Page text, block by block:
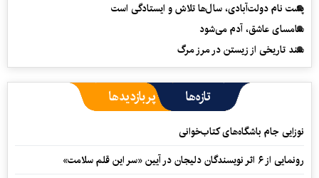
پشت نام دولت‌آبادی، سال‌ها تلاش و ایستادگی است
سامسای عاشق، آدم می‌شود
سند تاریخی از زیستن در مرز مرگ
تازه‌ها پربازدیدها
نوزایی جام باشگاه‌های کتاب‌خوانی
رونمایی از ۶ اثر نویسندگان دلیجان در آیین «سر این قلم سلامت»